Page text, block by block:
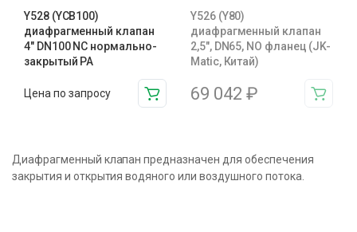
Y528 (YCB100)
диафрагменный клапан
4″ DN100 NC нормально-
закрытый PA
Цена по запросу
Y526 (Y80)
диафрагменный клапан
2,5″, DN65, NO фланец (JK-
Matic, Китай)
69 042 ₽
Диафрагменный клапан предназначен для обеспечения
закрытия и открытия водяного или воздушного потока.